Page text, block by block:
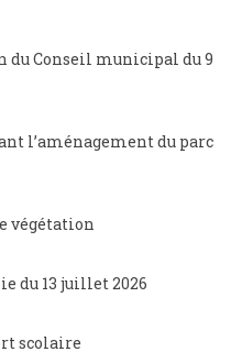
du Conseil municipal du 9
l’aménagement du parc
végétation
du 13 juillet 2026
scolaire